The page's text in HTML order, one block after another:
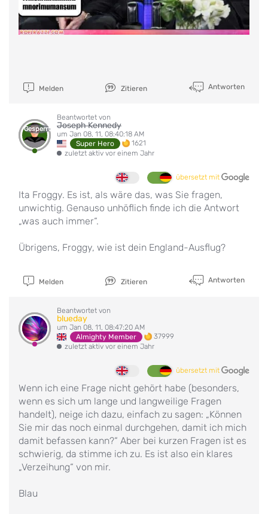
Melden Zitieren Antworten
Gesperrt
Beantwortet von
Joseph Kennedy
um Jan 08, 11, 08:40:18 AM
Super Hero
1621
zuletzt aktiv vor einem Jahr
übersetzt mit
Ita Froggy. Es ist, als wäre das, was Sie fragen,
unwichtig. Genauso unhöflich finde ich die Antwort
„was auch immer“.
Übrigens, Froggy, wie ist dein England-Ausflug?
Melden Zitieren Antworten
Beantwortet von
blueday
um Jan 08, 11, 08:47:20 AM
Almighty Member
37999
zuletzt aktiv vor einem Jahr
übersetzt mit
Wenn ich eine Frage nicht gehört habe (besonders,
wenn es sich um lange und langweilige Fragen
handelt), neige ich dazu, einfach zu sagen: „Können
Sie mir das noch einmal durchgehen, damit ich mich
damit befassen kann?“ Aber bei kurzen Fragen ist es
schwierig, da stimme ich zu. Es ist also ein klares
„Verzeihung“ von mir.
Blau